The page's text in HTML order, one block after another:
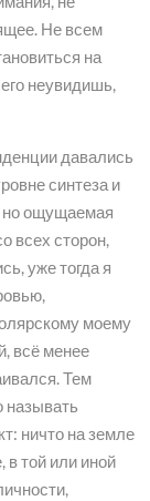
Не всем
на
неувидишь,
давались
синтеза и
но ощущаемая
всех сторон,
уже тогда я
моему
всё менее
Тем
называть
ничто на земле
в той или иной